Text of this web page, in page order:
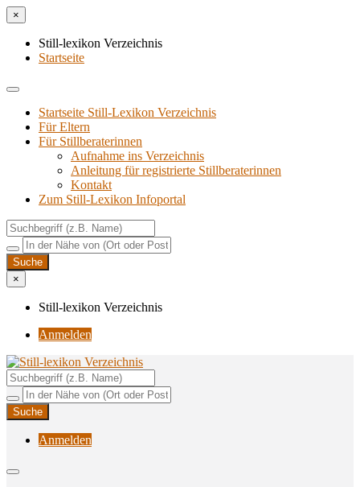
×
Still-lexikon Verzeichnis
Startseite
Startseite Still-Lexikon Verzeichnis
Für Eltern
Für Stillberaterinnen
Aufnahme ins Verzeichnis
Anlei­tung für regis­trier­te Stillberaterinnen
Kon­takt
Zum Still-Lexikon Infoportal
×
Still-lexikon Verzeichnis
Anmelden
Still-lexikon Verzeichnis
Unterstützungsangebote rund ums Stillen
Anmelden